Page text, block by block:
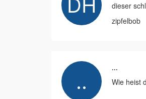
dieser
zipfelbob
...
Wie heist